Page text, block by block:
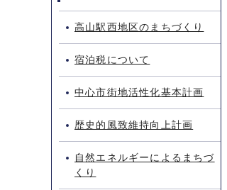
高山駅西地区のまちづくり
宿泊税について
中心市街地活性化基本計画
歴史的風致維持向上計画
自然エネルギーによるまちづ
くり